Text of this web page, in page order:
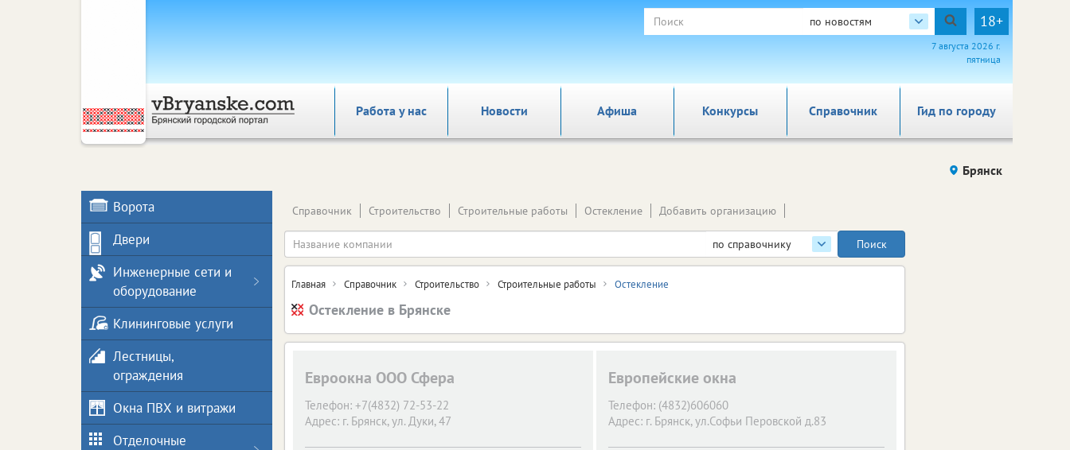
по новостям 18+
7 августа 2026 г.
пятница
Работа у нас Новости Афиша Справочник Гид по городу
Конкурсы
Брянск
по справочнику
Справочник Строительство Строительные работы Остекление Добавить организацию
Главная Справочник Строительство Строительные работы Остекление
Остекление в Брянске
Евроокна ООО Сфера
Телефон: +7(4832) 72-53-22
Адрес: г. Брянск, ул. Дуки, 47
Европейские окна
Телефон: (4832)606060
Адрес: г. Брянск, ул.Софьи Перовской д.83
Ворота
Двери
Инженерные сети и
оборудование
Клининговые услуги
Лестницы,
ограждения
Окна ПВХ и витражи
Отделочные